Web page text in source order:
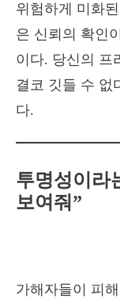
위험하게 미화
은 신뢰의 확인
이다. 당신의 프
결코 깃들 수 없
다.
투명성이라
보여줘”
가해자들이 피